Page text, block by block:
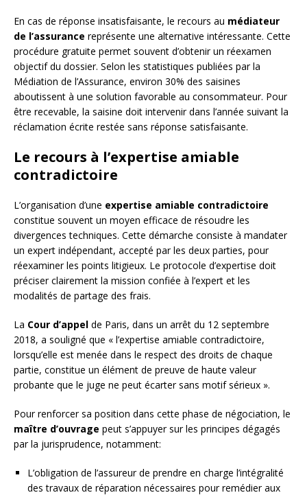
En cas de réponse insatisfaisante, le recours au médiateur
de l’assurance représente une alternative intéressante. Cette
procédure gratuite permet souvent d’obtenir un réexamen
objectif du dossier. Selon les statistiques publiées par la
Médiation de l’Assurance, environ 30% des saisines
aboutissent à une solution favorable au consommateur. Pour
être recevable, la saisine doit intervenir dans l’année suivant la
réclamation écrite restée sans réponse satisfaisante.
Le recours à l’expertise amiable
contradictoire
L’organisation d’une expertise amiable contradictoire
constitue souvent un moyen efficace de résoudre les
divergences techniques. Cette démarche consiste à mandater
un expert indépendant, accepté par les deux parties, pour
réexaminer les points litigieux. Le protocole d’expertise doit
préciser clairement la mission confiée à l’expert et les
modalités de partage des frais.
La Cour d’appel de Paris, dans un arrêt du 12 septembre
2018, a souligné que « l’expertise amiable contradictoire,
lorsqu’elle est menée dans le respect des droits de chaque
partie, constitue un élément de preuve de haute valeur
probante que le juge ne peut écarter sans motif sérieux ».
Pour renforcer sa position dans cette phase de négociation, le
maître d’ouvrage peut s’appuyer sur les principes dégagés
par la jurisprudence, notamment:
L’obligation de l’assureur de prendre en charge l’intégralité
des travaux de réparation nécessaires pour remédier aux